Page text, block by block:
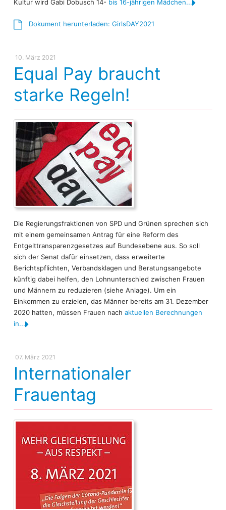
Kultur wird Gabi Dobusch 14- bis 16-jährigen Mädchen...
Dokument herunterladen: GirlsDAY2021
10. März 2021
Equal Pay braucht
starke Regeln!
Die Regierungsfraktionen von SPD und Grünen sprechen sich
mit einem gemeinsamen Antrag für eine Reform des
Entgelttransparenzgesetzes auf Bundesebene aus. So soll
sich der Senat dafür einsetzen, dass erweiterte
Berichtspflichten, Verbandsklagen und Beratungsangebote
künftig dabei helfen, den Lohnunterschied zwischen Frauen
und Männern zu reduzieren (siehe Anlage). Um ein
Einkommen zu erzielen, das Männer bereits am 31. Dezember
2020 hatten, müssen Frauen nachaktuellen Berechnungen
in...
07. März 2021
Internationaler
Frauentag